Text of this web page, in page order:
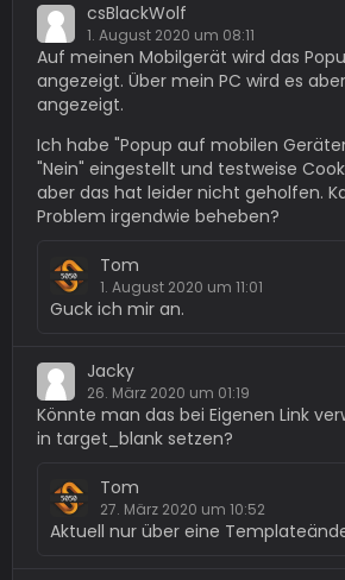
csBlackWolf
1. August 2020 um 08:11
Auf meinen Mobilgerät wird das
angezeigt. Über mein PC wird es
angezeigt.
Ich habe "Popup auf mobilen
"Nein" eingestellt und testweise
aber das hat leider nicht geholfen.
Problem irgendwie beheben?
Tom
1. August 2020 um 11:01
Guck ich mir an.
Jacky
26. März 2020 um 01:19
Könnte man das bei Eigenen Link
in target_blank setzen?
Tom
27. März 2020 um 10:52
Aktuell nur über eine